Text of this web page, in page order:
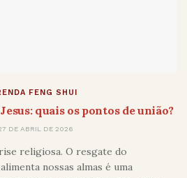
FENG SHUI
quais os pontos de união?
DE ABRIL DE 2026
religiosa. O resgate do
nossas almas é uma